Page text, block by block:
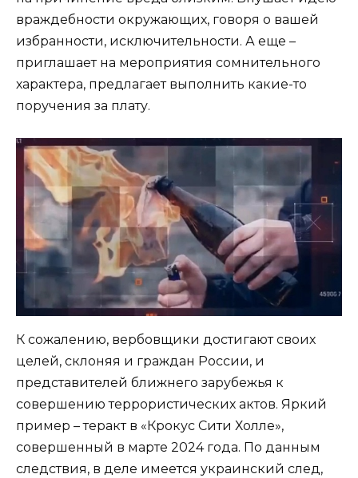
враждебности окружающих, говоря о вашей
избранности, исключительности. А еще –
приглашает на мероприятия сомнительного
характера, предлагает выполнить какие-то
поручения за плату.
К сожалению, вербовщики достигают своих
целей, склоняя и граждан России, и
представителей ближнего зарубежья к
совершению террористических актов. Яркий
пример – теракт в «Крокус Сити Холле»,
совершенный в марте 2024 года. По данным
следствия, в деле имеется украинский след,